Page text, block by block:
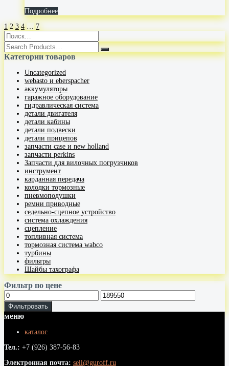
Подробнее
1 2 3 4 7
Категории товаров
Uncategorized
webasto и eberspacher
аккумуляторы
гаражное оборудование
гидравлическая система
детали двигателя
детали кабины
детали подвески
детали прицепов
запчасти case и new holland
запчасти perkins
Запчасти для вилочных погрузчиков
инструмент
карданная передача
колодки тормозные
пневмоподушки
ремни приводные
седельно-сцепное устройство
система охлаждения
сцепление
топливная система
тормозная система wabco
турбины
фильтры
Шайбы тахографа
Фильтр по цене
Фильтровать
меню
каталог
Тел.: +7 (926) 387-56-83
Электронная почта: sell@guroff.ru